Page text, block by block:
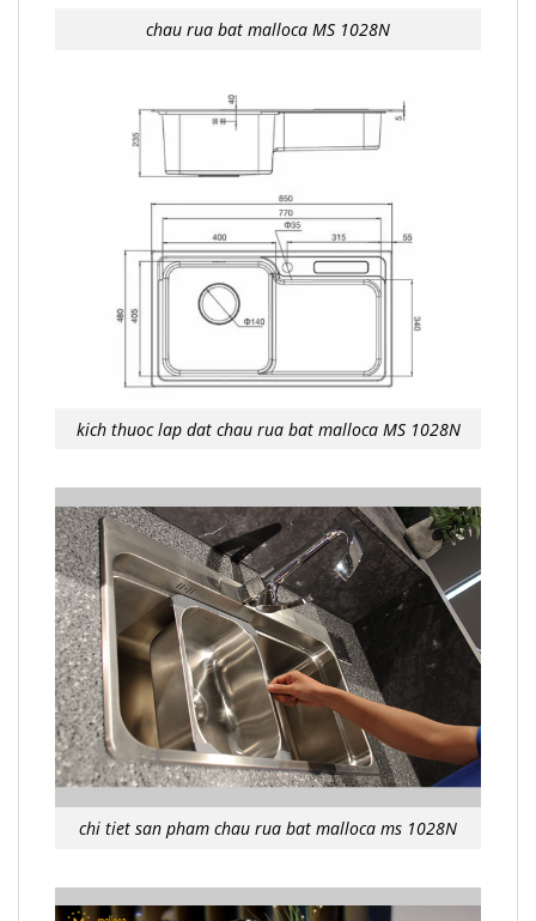
chau rua bat malloca MS 1028N
kich thuoc lap dat chau rua bat malloca MS 1028N
chi tiet san pham chau rua bat malloca ms 1028N